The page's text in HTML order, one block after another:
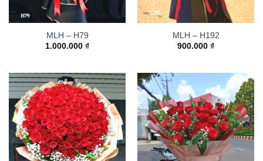
MLH – H79
1.000.000 ₫
MLH – H192
900.000 ₫